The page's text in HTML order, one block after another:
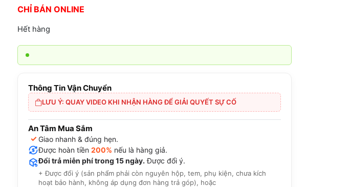
CHỈ BÁN ONLINE
Hết hàng
Thông Tin Vận Chuyển
LƯU Ý: QUAY VIDEO KHI NHẬN HÀNG ĐỂ GIẢI QUYẾT SỰ CỐ
An Tâm Mua Sắm
✓ Giao nhanh & đúng hẹn.
Được hoàn tiền200% nếu là hàng giả.
Đổi trả miễn phí trong 15 ngày. Được đổi ý.
+ Được đổi ý (sản phẩm phải còn nguyên hộp, tem, phụ kiện, chưa kích
hoạt bảo hành, không áp dụng đơn hàng trả góp), hoặc